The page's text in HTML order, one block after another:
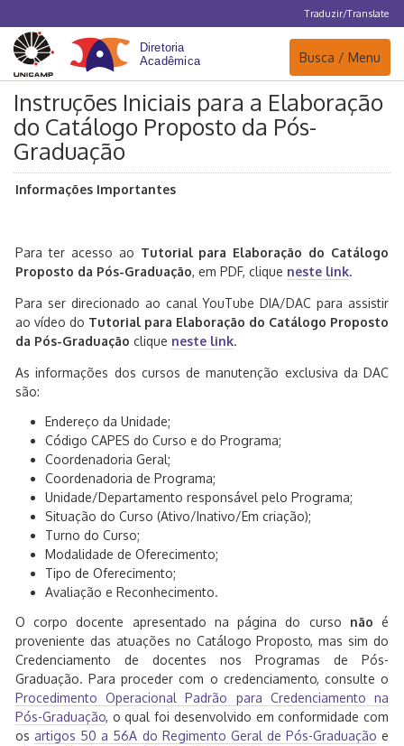
Traduzir/Translate
Navegação
Busca / Menu
Instruções Iniciais para a Elaboração
do Catálogo Proposto da Pós-
Graduação
Informações Importantes
Para ter acesso ao Tutorial para Elaboração do Catálogo
Proposto da Pós-Graduação, em PDF, clique neste link.
Para ser direcionado ao canal YouTube DIA/DAC para assistir
ao vídeo do Tutorial para Elaboração do Catálogo Proposto
da Pós-Graduação clique neste link.
As informações dos cursos de manutenção exclusiva da DAC
são:
Endereço da Unidade;
Código CAPES do Curso e do Programa;
Coordenadoria Geral;
Coordenadoria de Programa;
Unidade/Departamento responsável pelo Programa;
Situação do Curso (Ativo/Inativo/Em criação);
Turno do Curso;
Modalidade de Oferecimento;
Tipo de Oferecimento;
Avaliação e Reconhecimento.
O corpo docente apresentado na página do curso não é
proveniente das atuações no Catálogo Proposto, mas sim do
Credenciamento de docentes nos Programas de Pós-
Graduação. Para proceder com o credenciamento, consulte o
Procedimento Operacional Padrão para Credenciamento na
Pós-Graduação, o qual foi desenvolvido em conformidade com
os artigos 50 a 56A do Regimento Geral de Pós-Graduação e